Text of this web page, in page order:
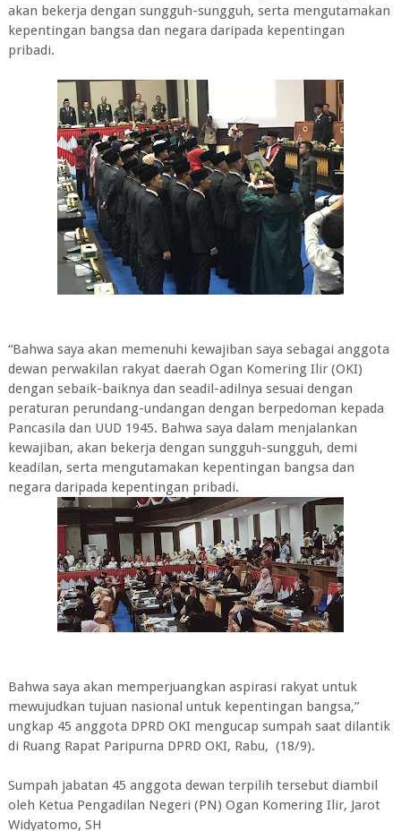
akan bekerja dengan sungguh-sungguh, serta mengutamakan
kepentingan bangsa dan negara daripada kepentingan
pribadi.
“Bahwa saya akan memenuhi kewajiban saya sebagai anggota
dewan perwakilan rakyat daerah Ogan Komering Ilir (OKI)
dengan sebaik-baiknya dan seadil-adilnya sesuai dengan
peraturan perundang-undangan dengan berpedoman kepada
Pancasila dan UUD 1945. Bahwa saya dalam menjalankan
kewajiban, akan bekerja dengan sungguh-sungguh, demi
keadilan, serta mengutamakan kepentingan bangsa dan
negara daripada kepentingan pribadi.
Bahwa saya akan memperjuangkan aspirasi rakyat untuk
mewujudkan tujuan nasional untuk kepentingan bangsa,”
ungkap 45 anggota DPRD OKI mengucap sumpah saat dilantik
di Ruang Rapat Paripurna DPRD OKI, Rabu, (18/9).
Sumpah jabatan 45 anggota dewan terpilih tersebut diambil
oleh Ketua Pengadilan Negeri (PN) Ogan Komering Ilir, Jarot
Widyatomo, SH